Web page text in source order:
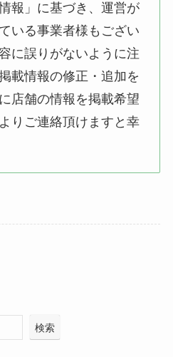
報」に基づき、運営が
いる事業者様もござい
に誤りがないように注
載情報の修正・追加を
店舗の情報を掲載希望
よりご連絡頂けますと幸
検索